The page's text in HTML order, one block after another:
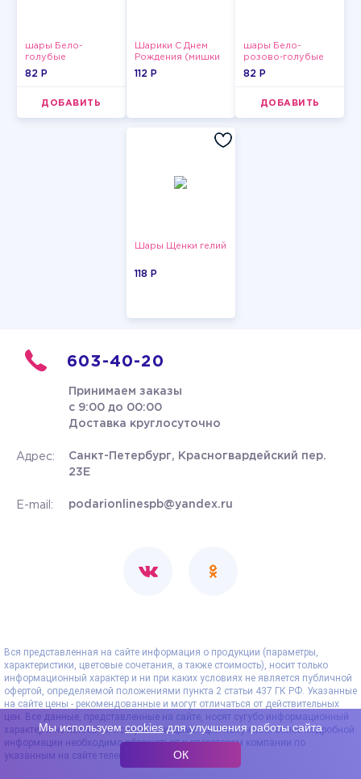
шары Бело-
голубые
пастельные
82 P
ДОБАВИТЬ
Шарики С Днем
Рождения (мишки
и тортики)
112 P
шары Бело-
розово-голубые
пастельные
82 P
ДОБАВИТЬ
Шары Щенки гелий
118 P
603-40-20
Принимаем заказы
с 9:00 до 00:00
Доставка круглосуточно
Адрес:
Санкт-Петербург, Красногвардейский пер.
23Е
E-mail: podarionlinespb@yandex.ru
Вся представленная на сайте информация о продукции (параметры,
характеристики, цветовые сочетания, а также стоимость), носит только
информационный характер и ни при каких условиях не является публичной
офертой, определяемой положениями пункта 2 статьи 437 ГК РФ. Указанные
на сайте цены - рекомендованные и могут отличаться от действительных
цен. Все данные, представленные на сайте, носят сугубо информационный
характер и не являются исчерпывающими. Для получения более подробной
информации необходимо обращаться к операторам компании по
указанным на сайте телефонам.
Мы используемcookiesдля улучшения работы сайта
ОК